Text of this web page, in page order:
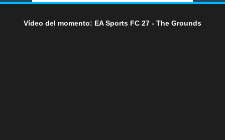
Vídeo del momento: EA Sports FC 27 - The Grounds